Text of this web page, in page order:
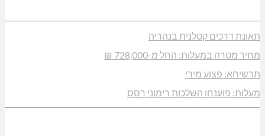
תאונת דרכים קטלנית בנהריה
מחיר מטרה במעלות: החל מ-728,000 ₪
תרשיחא: פצוע מירי
מעלות: פוענחו השלכות רימוני רסס